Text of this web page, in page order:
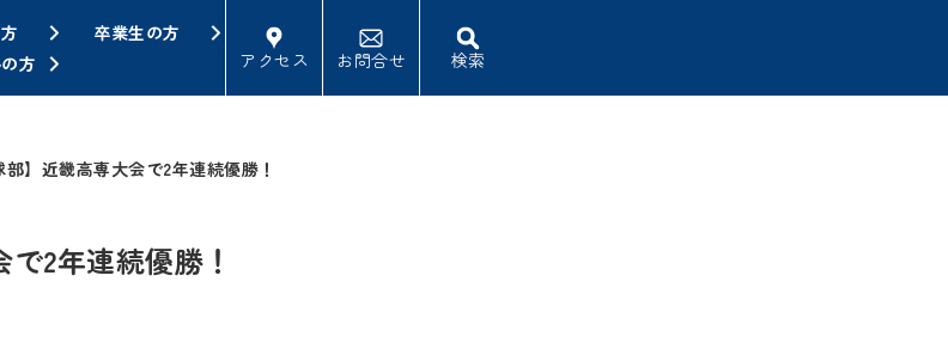
卒業生の方
方 アクセス お問合せ 検索
部】近畿高専大会で2年連続優勝！
2年連続優勝！